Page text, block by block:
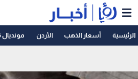
الرئيسية أسعار الذهب الأردن مونديال 2026